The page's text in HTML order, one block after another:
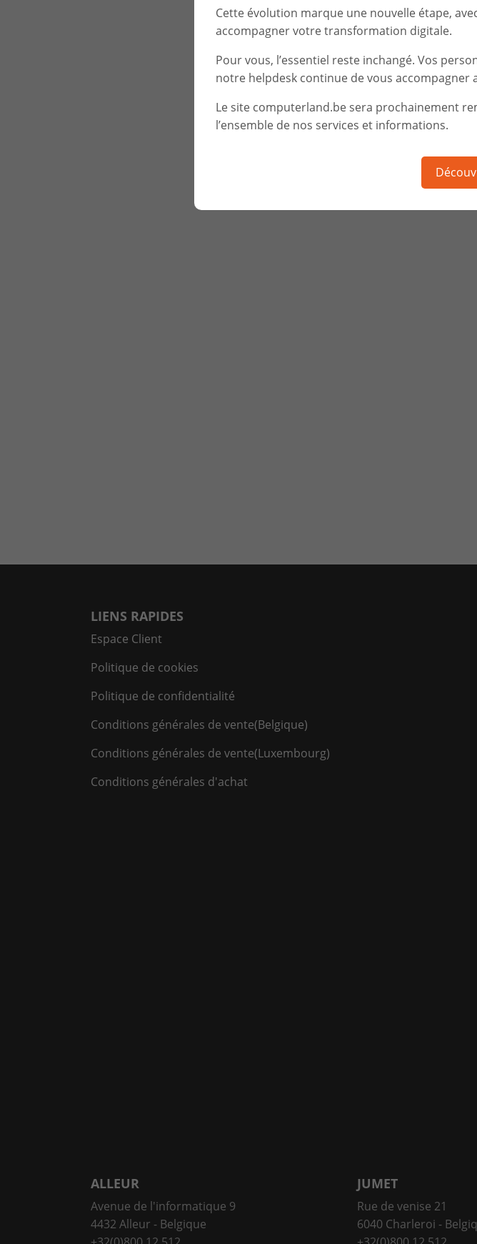
Cette évolution marque une nouvelle étape,
accompagner votre transformation digitale.
Pour vous, l’essentiel reste inchangé. Vos
notre helpdesk continue de vous accompagner
Le site computerland.be sera prochainement
l’ensemble de nos services et informations.
LIENS RAPIDES
Espace Client
Politique de cookies
Politique de confidentialité
Conditions générales de vente(Belgique)
Conditions générales de vente(Luxembourg)
Conditions générales d'achat
ALLEUR
Avenue de l'informatique 9
4432 Alleur - Belgique
JUMET
Rue de venise 21
6040 Charleroi -